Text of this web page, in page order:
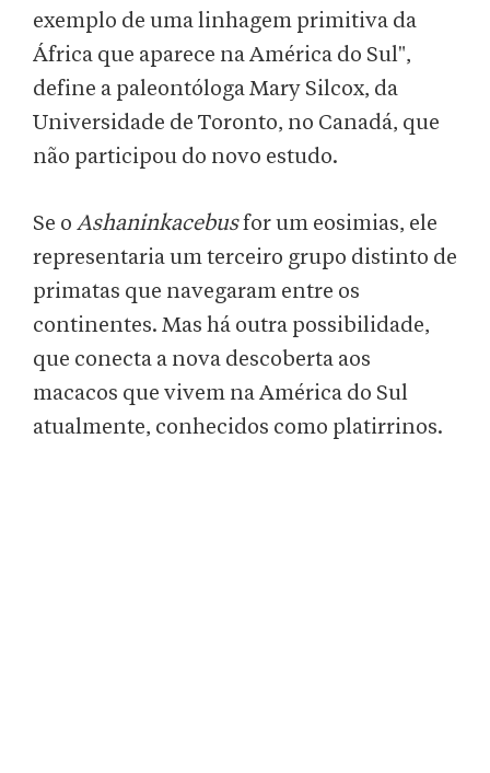
exemplo de uma linhagem primitiva da
África que aparece na América do Sul",
define a paleontóloga Mary Silcox, da
Universidade de Toronto, no Canadá, que
não participou do novo estudo.
Se o Ashaninkacebusfor um eosimias, ele
representaria um terceiro grupo distinto de
primatas que navegaram entre os
continentes. Mas há outra possibilidade,
que conecta a nova descoberta aos
macacos que vivem na América do Sul
atualmente, conhecidos como platirrinos.